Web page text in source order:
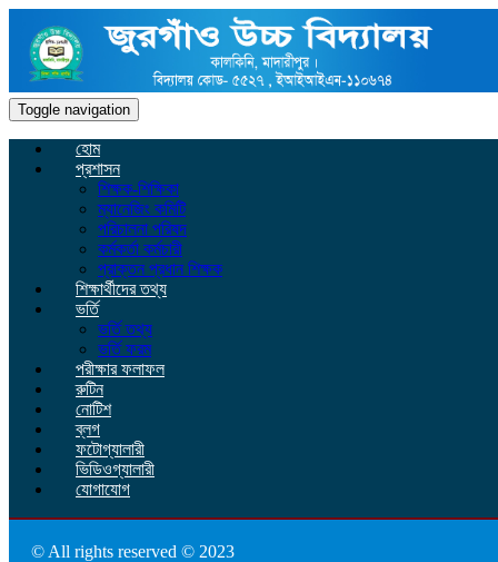
Toggle navigation
হোম
প্রশাসন
শিক্ষক-শিক্ষিকা
ম্যানেজিং কমিটি
পরিচালনা পরিষদ
কর্মকর্তা কর্মচারী
প্রাক্তন প্রধান শিক্ষক
শিক্ষার্থীদের তথ্য
ভর্তি
ভর্তি তথ্য
ভর্তি ফরম
পরীক্ষার ফলাফল
রুটিন
নোটিশ
ব্লগ
ফটোগ্যালারী
ভিডিওগ্যালারী
যোগাযোগ
© All rights reserved © 2023